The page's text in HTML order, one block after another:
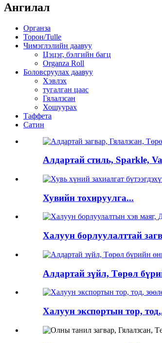
Ангилал
Органза
Торон/Tulle
Чимэглэлийн даавуу
Цэцэг, бэлгийн багц
Organza Roll
Боловсруулах даавуу
Хэвлэх
тугалган цаас
Гялалзсан
Хошуурах
Таффета
Сатин
Алдартай стиль, Sparkle,
Хувийн тохируулга...
Халуун борлуулалттай
Алдартай зүйл, Төрөл
Халуун экспортын тор,